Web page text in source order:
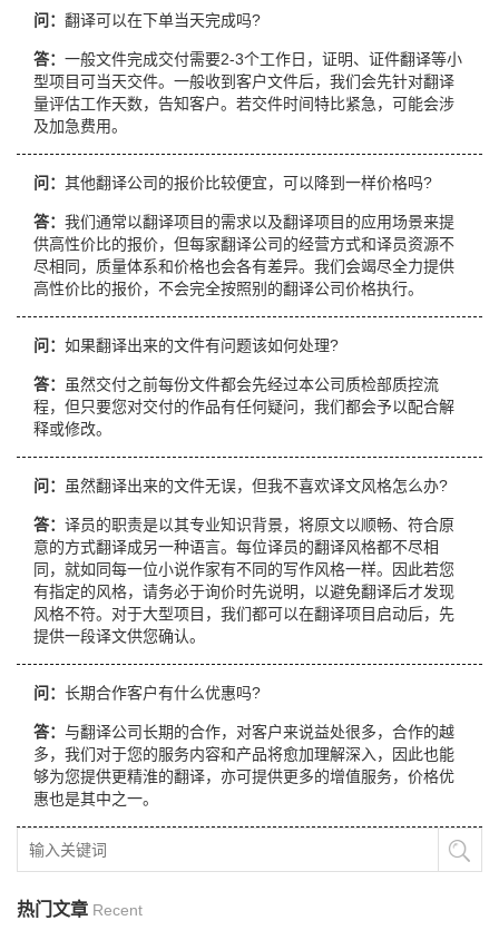
问： 翻译可以在下单当天完成吗?
答： 一般文件完成交付需要2-3个工作日，证明、证件翻译等小
型项目可当天交件。一般收到客户文件后，我们会先针对翻译
量评估工作天数，告知客户。若交件时间特比紧急，可能会涉
及加急费用。
问： 其他翻译公司的报价比较便宜，可以降到一样价格吗?
答： 我们通常以翻译项目的需求以及翻译项目的应用场景来提
供高性价比的报价，但每家翻译公司的经营方式和译员资源不
尽相同，质量体系和价格也会各有差异。我们会竭尽全力提供
高性价比的报价，不会完全按照别的翻译公司价格执行。
问： 如果翻译出来的文件有问题该如何处理?
答：
虽然交付之前每份文件都会先经过本公司质检部质控流
程，但只要您对交付的作品有任何疑问，我们都会予以配合解
释或修改。
问： 虽然翻译出来的文件无误，但我不喜欢译文风格怎么办?
答： 译员的职责是以其专业知识背景，将原文以顺畅、符合原
意的方式翻译成另一种语言。每位译员的翻译风格都不尽相
同，就如同每一位小说作家有不同的写作风格一样。因此若您
有指定的风格，请务必于询价时先说明，以避免翻译后才发现
风格不符。对于大型项目，我们都可以在翻译项目启动后，先
提供一段译文供您确认。
问： 长期合作客户有什么优惠吗?
答： 与翻译公司长期的合作，对客户来说益处很多，合作的越
多，我们对于您的服务内容和产品将愈加理解深入，因此也能
够为您提供更精淮的翻译，亦可提供更多的增值服务，价格优
惠也是其中之一。
热门文章 Recent